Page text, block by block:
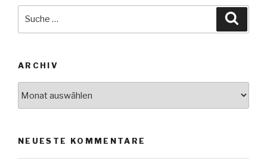
ARCHIV
NEUESTE KOMMENTARE